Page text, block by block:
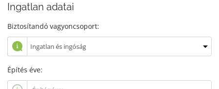
Ingatlan adatai
Biztosítandó vagyoncsoport:
Építés éve: